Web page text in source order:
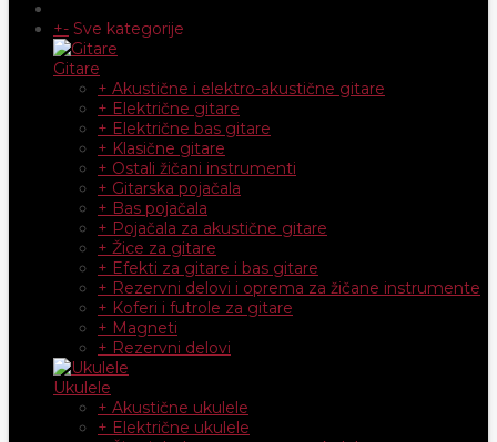
+- Sve kategorije
Gitare
+ Akustične i elektro-akustične gitare
+ Električne gitare
+ Električne bas gitare
+ Klasične gitare
+ Ostali žičani instrumenti
+ Gitarska pojačala
+ Bas pojačala
+ Pojačala za akustične gitare
+ Žice za gitare
+ Efekti za gitare i bas gitare
+ Rezervni delovi i oprema za žičane instrumente
+ Koferi i futrole za gitare
+ Magneti
+ Rezervni delovi
Ukulele
+ Akustične ukulele
+ Električne ukulele